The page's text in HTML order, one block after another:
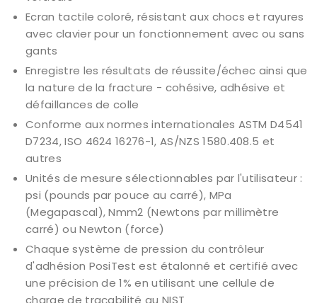
Ecran tactile coloré, résistant aux chocs et rayures
avec clavier pour un fonctionnement avec ou sans
gants
Enregistre les résultats de réussite/échec ainsi que
la nature de la fracture - cohésive, adhésive et
défaillances de colle
Conforme aux normes internationales ASTM D4541
D7234, ISO 4624 16276-1, AS/NZS 1580.408.5 et
autres
Unités de mesure sélectionnables par l'utilisateur :
psi (pounds par pouce au carré), MPa
(Megapascal), Nmm2 (Newtons par millimètre
carré) ou Newton (force)
Chaque système de pression du contrôleur
d'adhésion PosiTest est étalonné et certifié avec
une précision de 1% en utilisant une cellule de
charge de traçabilité au NIST